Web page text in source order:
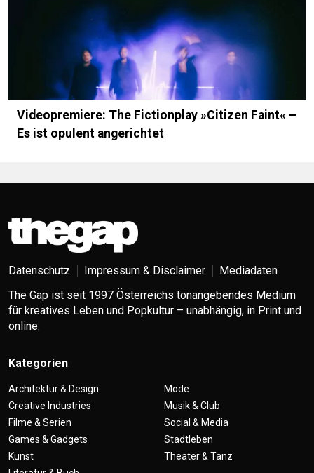
Videopremiere: The Fictionplay »Citizen Faint« –
Es ist opulent angerichtet
Datenschutz Impressum & Disclaimer
Mediadaten
The Gap ist seit 1997 Österreichs tonangebendes Medium
für kreatives Leben und Popkultur – unabhängig, in Print und
online.
Kategorien
Architektur & Design
Creative Industries
Filme & Serien
Games & Gadgets
Kunst
Mode
Musik & Club
Social & Media
Stadtleben
Theater & Tanz